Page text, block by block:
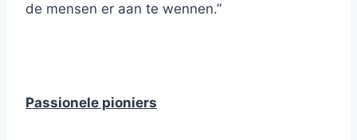
de mensen er aan te wennen.”
Passionele pioniers